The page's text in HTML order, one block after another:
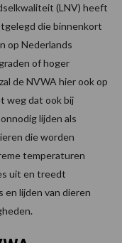
(LNV) heeft
die binnenkort
op Nederlands
of hoger
de NVWA hier ook op
weg dat ook bij
lijden als
die worden
temperaturen
uit en treedt
en lijden van dieren